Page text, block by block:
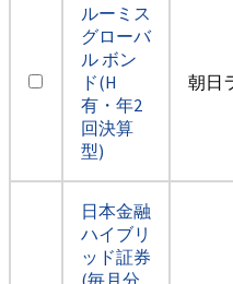
ルーミス
グローバ
ル ボン
ド(H
有・年2
回決算
型)
朝日
日本金融
ハイブリ
ッド証券
(毎月分